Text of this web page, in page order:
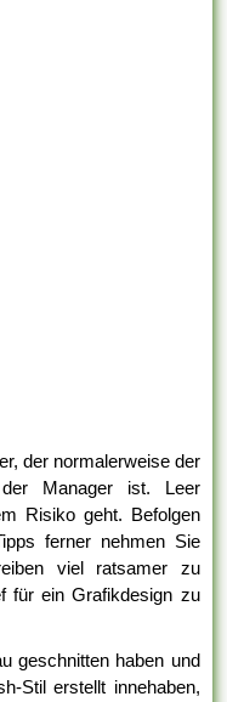
der normalerweise der
Manager ist. Leer
Risiko geht. Befolgen
ferner nehmen Sie
viel ratsamer zu
für ein Grafikdesign zu
geschnitten haben und
Stil erstellt innehaben,